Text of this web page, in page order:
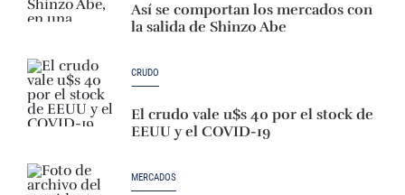
Así se comportan los mercados con
la salida de Shinzo Abe
CRUDO
El crudo vale u$s 40 por el stock de
EEUU y el COVID-19
MERCADOS